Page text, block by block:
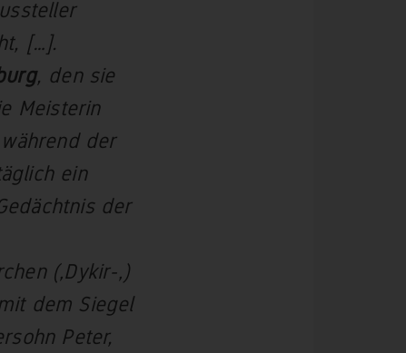
[…].
, den sie
Meisterin
der
ein
der
(‚Dykir-‚)
dem Siegel
Peter,